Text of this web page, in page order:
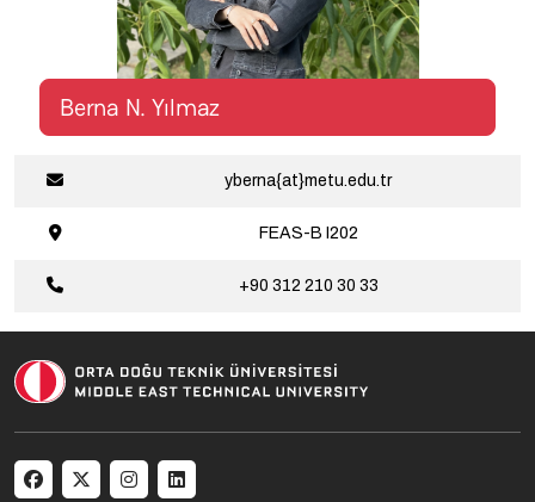
Berna N. Yılmaz
yberna{at}metu.edu.tr
FEAS-B I202
+90 312 210 30 33
Social menu